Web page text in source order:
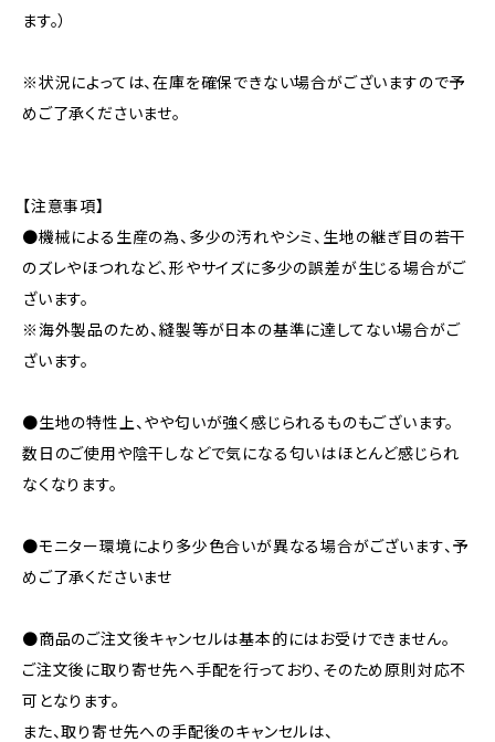
ます。）
※状況によっては、在庫を確保できない場合がございますので予
めご了承くださいませ。
【注意事項】
●機械による生産の為、多少の汚れやシミ、生地の継ぎ目の若干
のズレやほつれなど、形やサイズに多少の誤差が生じる場合がご
ざいます。
※海外製品のため、縫製等が日本の基準に達してない場合がご
ざいます。
●生地の特性上、やや匂いが強く感じられるものもございます。
数日のご使用や陰干しなどで気になる匂いはほとんど感じられ
なくなります。
●モニター環境により多少色合いが異なる場合がございます、予
めご了承くださいませ
●商品のご注文後キャンセルは基本的にはお受けできません。
ご注文後に取り寄せ先へ手配を行っており、そのため原則対応不
可となります。
また、取り寄せ先への手配後のキャンセルは、